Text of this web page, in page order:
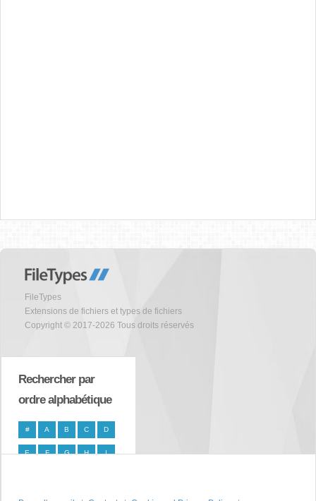
FileTypes
Extensions de fichiers et types de fichiers
Copyright © 2017-2026 Tous droits réservés
Rechercher par
ordre alphabétique
# A B C D
E F G H I
P S